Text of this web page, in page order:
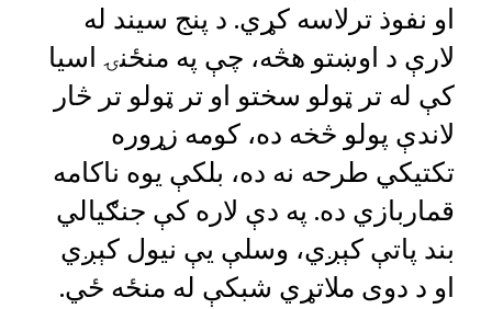
او نفوذ ترلاسه کړي. د پنج سیند له
لارې د اوښتو هڅه، چې په منځنۍ اسیا
کې له تر ټولو سختو او تر ټولو تر څار
لاندې پولو څخه ده، کومه زړوره
تکتیکي طرحه نه ده، بلکې یوه ناکامه
قماربازي ده. په دې لاره کې جنګیالي
بند پاتې کېږي، وسلې یې نیول کېږي
او د دوی ملاتړي شبکې له منځه ځي.